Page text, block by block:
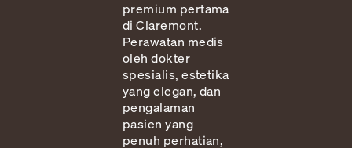
premium pertama
di Claremont.
Perawatan medis
oleh dokter
spesialis, estetika
yang elegan, dan
pengalaman
pasien yang
penuh perhatian,